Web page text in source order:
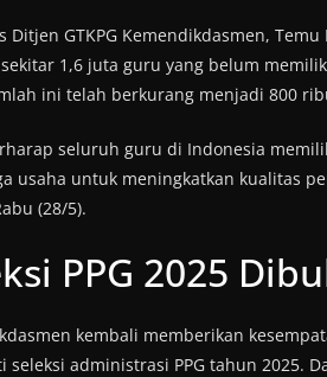
Ditjen GTKPG Kemendikdasmen,
1,6 juta guru yang belum
ini telah berkurang menjadi 800
seluruh guru di Indonesia
usaha untuk meningkatkan kualitas
(28/5).
PPG 2025
kembali memberikan
seleksi administrasi PPG tahun 2025.